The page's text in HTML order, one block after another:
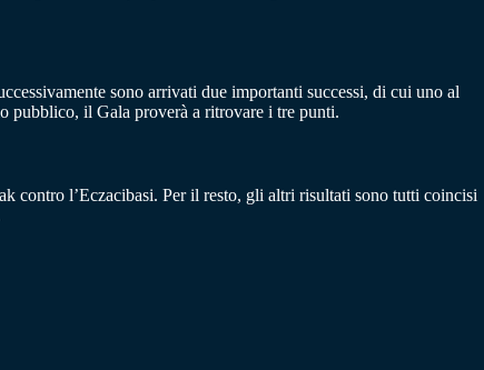
sono arrivati due importanti successi, di cui uno al
pubblico, il Gala proverà a ritrovare i tre punti.
contro l’Eczacibasi. Per il resto, gli altri risultati sono tutti coincisi